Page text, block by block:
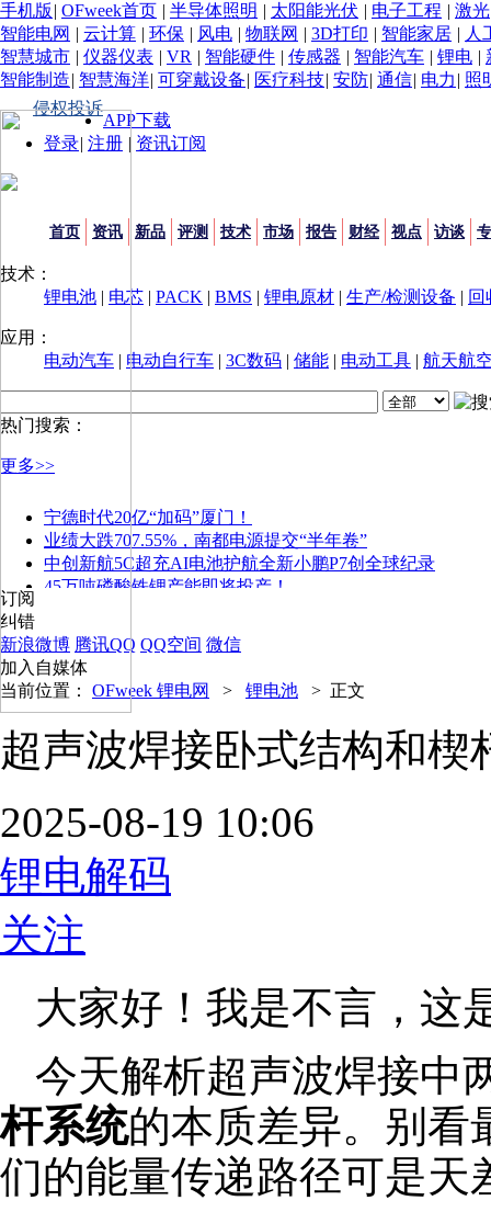
手机版 | OFweek首页 | 半导体照明 | 太阳能光伏 | 电子工程 | 激光
智能电网 | 云计算 | 环保 | 风电 | 物联网 | 3D打印 | 智能家居 | 人
智慧城市 | 仪器仪表 | VR | 智能硬件 | 传感器 | 智能汽车 | 锂电 |
智能制造| 智慧海洋| 可穿戴设备| 医疗科技| 安防| 通信| 电力 | 照
侵权投诉
APP下载
登录| 注册 | 资讯订阅
首页 资讯 新品 评测 技术 市场 报告 财经 视点 访谈
技术：
锂电池 | 电芯 | PACK | BMS | 锂电原材 | 生产/检测设备 | 回
应用：
电动汽车 | 电动自行车 | 3C数码 | 储能 | 电动工具 | 航天航
热门搜索：
更多>>
宁德时代20亿“加码”厦门！
业绩大跌707.55%，南都电源提交“半年卷”
中创新航5C超充AI电池护航全新小鹏P7创全球纪录
45万吨磷酸铁锂产能即将投产！
订阅
纠错
新浪微博 腾讯QQ QQ空间 微信
加入自媒体
当前位置： OFweek 锂电网 > 锂电池 > 正文
超声波焊接卧式结构和楔
2025-08-19 10:06
锂电解码
关注
大家好！我是不言，这
今天解析超声波焊接
杆系统的本质差异。别看
们的能量传递路径可是天